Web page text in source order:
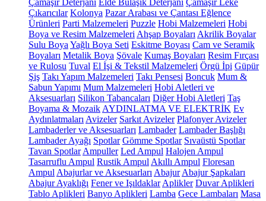
Çamaşır Deterjanı Elde Bulaşık Deterjanı Çamaşır Leke
Çıkarıcılar Kolonya Pazar Arabası ve Çantası Eğlence
Ürünleri Parti Malzemeleri Puzzle Hobi Malzemeleri Hobi
Boya ve Resim Malzemeleri Ahşap Boyaları Akrilik Boyalar
Sulu Boya Yağlı Boya Seti Eskitme Boyası Cam ve Seramik
Boyaları Metalik Boya Şövale Kumaş Boyaları Resim Fırçası
ve Rulosu Tuval El İşi & Tekstil Malzemeleri Örgü İpi Güpür
Şiş Takı Yapım Malzemeleri Takı Pensesi Boncuk Mum &
Sabun Yapımı Mum Malzemeleri Hobi Aletleri ve
Aksesuarları Silikon Tabancaları Diğer Hobi Aletleri Taş
Boyama & Mozaik AYDINLATMA VE ELEKTRİK Ev
Aydınlatmaları Avizeler Sarkıt Avizeler Plafonyer Avizeler
Lambaderler ve Aksesuarları Lambader Lambader Başlığı
Lambader Ayağı Spotlar Gömme Spotlar Sıvaüstü Spotlar
Tavan Spotlar Ampuller Led Ampul Halojen Ampul
Tasarruflu Ampul Rustik Ampul Akıllı Ampul Floresan
Ampul Abajurlar ve Aksesuarları Abajur Abajur Şapkaları
Abajur Ayaklığı Fener ve Işıldaklar Aplikler Duvar Aplikleri
Tablo Aplikleri Banyo Aplikleri Lamba Gece Lambaları Masa